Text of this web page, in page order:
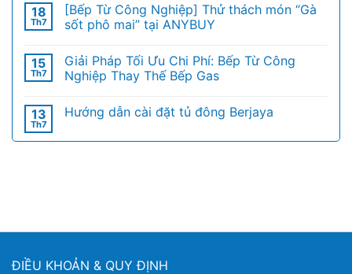
18
Th7
[Bếp Từ Công Nghiệp] Thử thách món “Gà
sốt phô mai” tại ANYBUY
15
Th7
Giải Pháp Tối Ưu Chi Phí: Bếp Từ Công
Nghiệp Thay Thế Bếp Gas
13
Th7
Hướng dẫn cài đặt tủ đông Berjaya
ĐIỀU KHOẢN & QUY ĐỊNH